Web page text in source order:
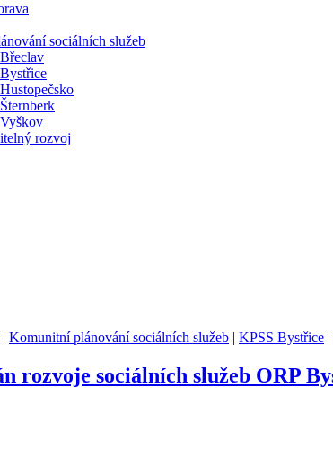
sociálních služeb
rozvoj
| Komunitní plánování sociálních služeb | KPSS Bystřice |
rozvoje sociálních služeb ORP